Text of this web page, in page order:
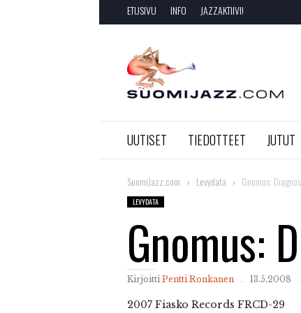
ETUSIVU INFO JAZZAKTIIVI!
SuomiJazz.com
UUTISET TIEDOTTEET JUTUT
SuomiJazz.com Levydata Gnomus:
LEVYDATA
Gnomus:
Kirjoitti Pentti Ronkanen 13.5.2008
2007 Fiasko Records FRCD-29